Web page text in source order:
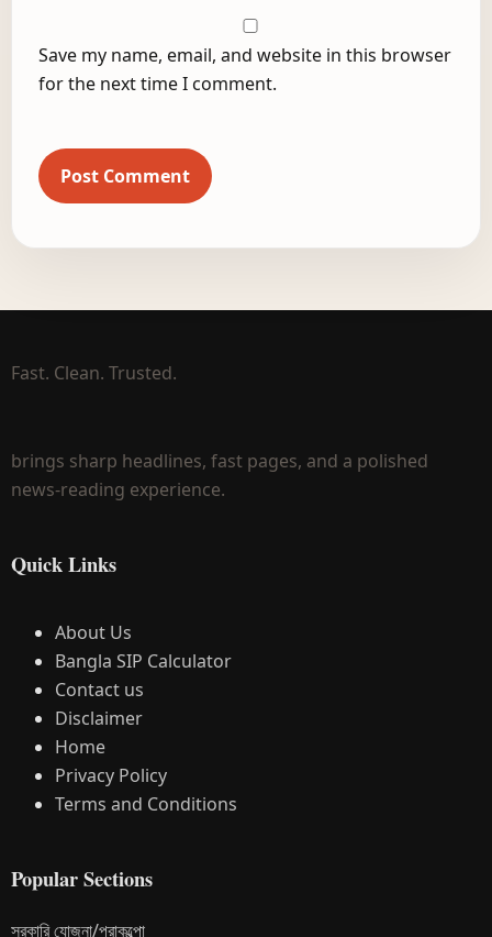
Save my name, email, and website in this browser
for the next time I comment.
Fast. Clean. Trusted.
brings sharp headlines, fast pages, and a polished
news-reading experience.
Quick Links
About Us
Bangla SIP Calculator
Contact us
Disclaimer
Home
Privacy Policy
Terms and Conditions
Popular Sections
সরকারি যোজনা/প্রাকল্পো